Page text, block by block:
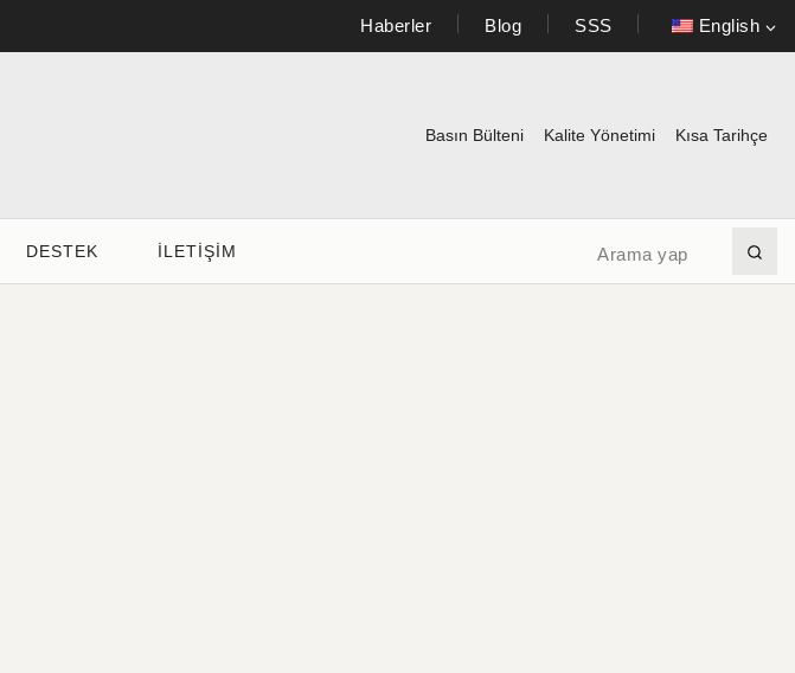
Haberler Blog SSS English
Basın Bülteni Kalite Yönetimi Kısa Tarihçe
DESTEK İLETİŞİM